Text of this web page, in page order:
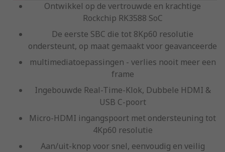
Ontwikkel op de vertrouwde en krachtige
Rockchip RK3588 SoC
De eerste SBC die tot 8Kp60 resolutie
ondersteunt, op maat gemaakt voor geavanceerde
multimediatoepassingen - verlies nooit meer een
frame
Ingebouwde Real-Time-Klok, Dubbele HDMI &
USB C-poort
Micro-HDMI ingangspoort met ondersteuning tot
4Kp60 resolutie
Aan/uit-knop voor snel, eenvoudig en veilig